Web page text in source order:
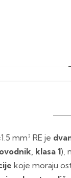
mm² RE je
klasa 1),
koje moraju